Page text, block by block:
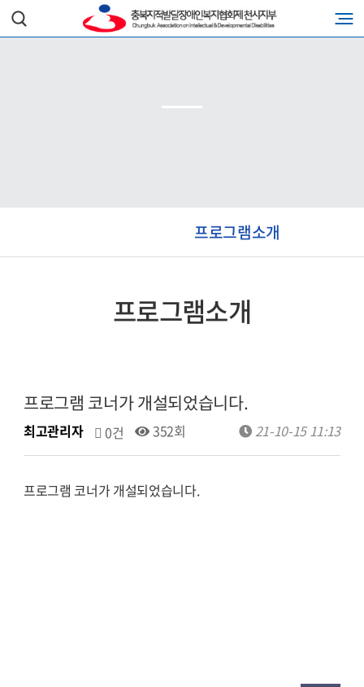
프로그램소개
프로그램소개
프로그램 코너가 개설되었습니다.
최고관리자 0건 352회 21-10-15 11:13
프로그램 코너가 개설되었습니다.